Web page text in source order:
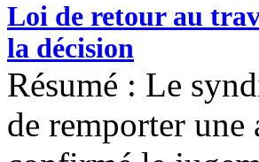
Loi de retour au
la décision
Résumé : Le
de remporter